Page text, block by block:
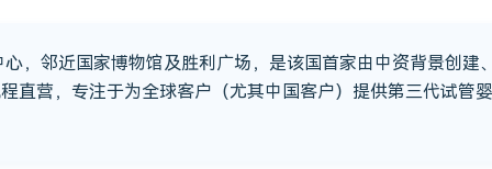
，邻近国家博物馆及胜利广场，是该国首家由中资背景创建
直营，专注于为全球客户（尤其中国客户）提供第三代试管